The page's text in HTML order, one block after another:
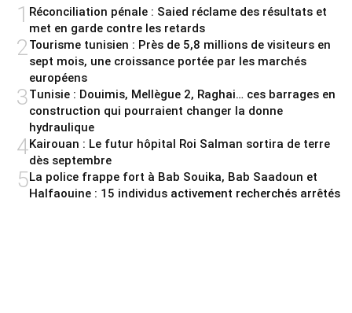
1 Réconciliation pénale : Saied réclame des résultats et
met en garde contre les retards
2Tourisme tunisien : Près de 5,8 millions de visiteurs en
sept mois, une croissance portée par les marchés
européens
3Tunisie : Douimis, Mellègue 2, Raghai… ces barrages en
construction qui pourraient changer la donne
hydraulique
4Kairouan : Le futur hôpital Roi Salman sortira de terre
dès septembre
5La police frappe fort à Bab Souika, Bab Saadoun et
Halfaouine : 15 individus activement recherchés arrêtés